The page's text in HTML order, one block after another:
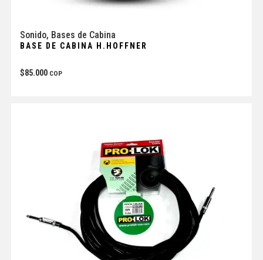
Sonido, Bases de Cabina
BASE DE CABINA H.HOFFNER
$85.000 COP